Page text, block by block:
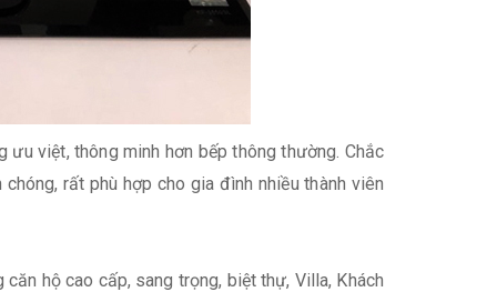
việt, thông minh hơn bếp thông thường. Chắc
rất phù hợp cho gia đình nhiều thành viên
hộ cao cấp, sang trọng, biệt thự, Villa, Khách